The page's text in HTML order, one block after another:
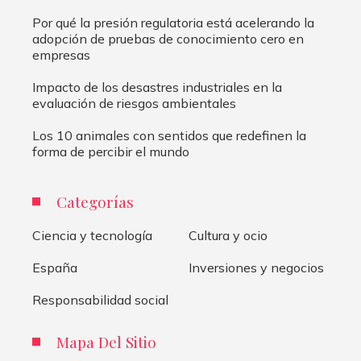
Por qué la presión regulatoria está acelerando la
adopción de pruebas de conocimiento cero en
empresas
Impacto de los desastres industriales en la
evaluación de riesgos ambientales
Los 10 animales con sentidos que redefinen la
forma de percibir el mundo
Categorías
Ciencia y tecnología
Cultura y ocio
España
Inversiones y negocios
Responsabilidad social
Mapa Del Sitio